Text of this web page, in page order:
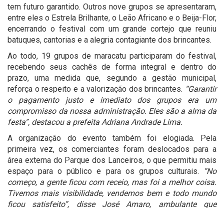
tem futuro garantido. Outros nove grupos se apresentaram,
entre eles o Estrela Brilhante, o Leão Africano e o Beija-Flor,
encerrando o festival com um grande cortejo que reuniu
batuques, cantorias e a alegria contagiante dos brincantes.
Ao todo, 19 grupos de maracatu participaram do festival,
recebendo seus cachês de forma integral e dentro do
prazo, uma medida que, segundo a gestão municipal,
reforça o respeito e a valorização dos brincantes. “Garantir
o pagamento justo e imediato dos grupos era um
compromisso da nossa administração. Eles são a alma da
festa”, destacou a prefeita Adriana Andrade Lima.
A organização do evento também foi elogiada. Pela
primeira vez, os comerciantes foram deslocados para a
área externa do Parque dos Lanceiros, o que permitiu mais
espaço para o público e para os grupos culturais.
“No
começo, a gente ficou com receio, mas foi a melhor coisa.
Tivemos mais visibilidade, vendemos bem e todo mundo
ficou satisfeito”, disse José Amaro, ambulante que